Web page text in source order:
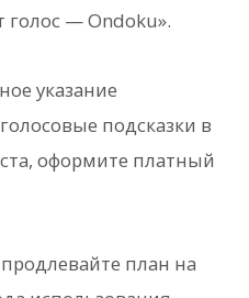
голос — Ondoku».
указание
подсказки в
оформите платный
план на